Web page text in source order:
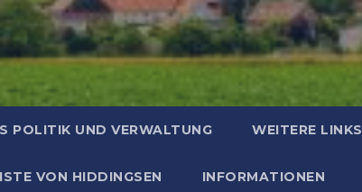
POLITIK UND VERWALTUNG WEITERE LINKS
VON HIDDINGSEN INFORMATIONEN